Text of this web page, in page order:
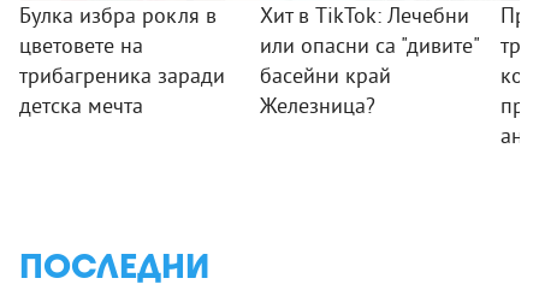
Булка избра рокля в
цветовете на
трибагреника заради
детска мечта
Хит в TikTok: Лечебни
или опасни са "дивите"
басейни край
Железница?
ПОСЛЕДНИ